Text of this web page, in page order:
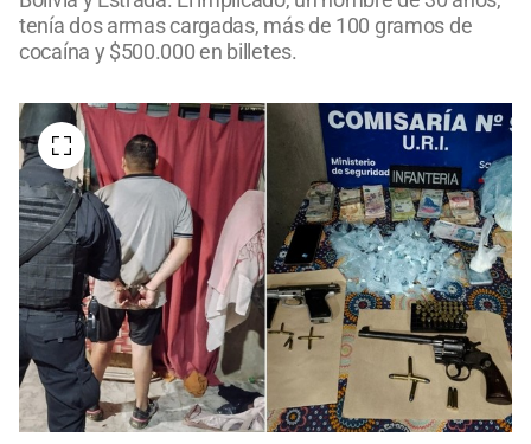
tenía dos armas cargadas, más de 100 gramos de
cocaína y $500.000 en billetes.